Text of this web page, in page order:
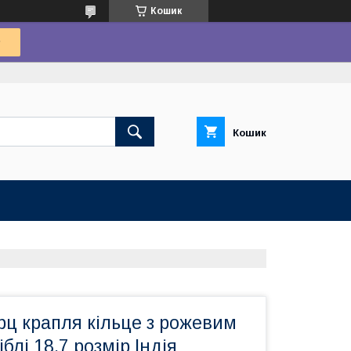
Кошик
Кошик
крапля кільце з рожевим
18,7 розмір Індія